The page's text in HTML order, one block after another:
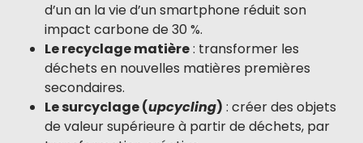
d’un an la vie d’un smartphone réduit son
impact carbone de 30 %.
Le recyclage matière: transformer les
déchets en nouvelles matières premières
secondaires.
Le surcyclage (upcycling) : créer des objets
de valeur supérieure à partir de déchets, par